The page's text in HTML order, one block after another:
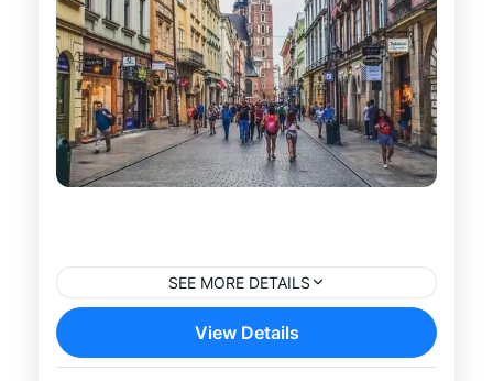
SEE MORE DETAILS
Descubre Cracovia desde una perspectiva
diferente con este paseo en barco por el
View Details